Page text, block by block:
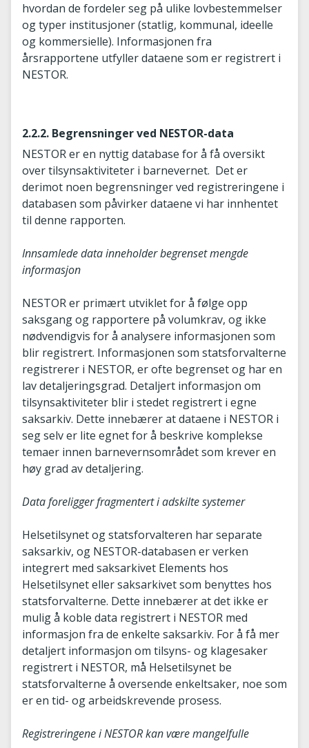
hvordan de fordeler seg på ulike lovbestemmelser
og typer institusjoner (statlig, kommunal, ideelle
og kommersielle). Informasjonen fra
årsrapportene utfyller dataene som er registrert i
NESTOR.
2.2.2. Begrensninger ved NESTOR-data
NESTOR er en nyttig database for å få oversikt
over tilsynsaktiviteter i barnevernet. Det er
derimot noen begrensninger ved registreringene i
databasen som påvirker dataene vi har innhentet
til denne rapporten.
Innsamlede data inneholder begrenset mengde
informasjon
NESTOR er primært utviklet for å følge opp
saksgang og rapportere på volumkrav, og ikke
nødvendigvis for å analysere informasjonen som
blir registrert. Informasjonen som statsforvalterne
registrerer i NESTOR, er ofte begrenset og har en
lav detaljeringsgrad. Detaljert informasjon om
tilsynsaktiviteter blir i stedet registrert i egne
saksarkiv. Dette innebærer at dataene i NESTOR i
seg selv er lite egnet for å beskrive komplekse
temaer innen barnevernsområdet som krever en
høy grad av detaljering.
Data foreligger fragmentert i adskilte systemer
Helsetilsynet og statsforvalteren har separate
saksarkiv, og NESTOR-databasen er verken
integrert med saksarkivet Elements hos
Helsetilsynet eller saksarkivet som benyttes hos
statsforvalterne. Dette innebærer at det ikke er
mulig å koble data registrert i NESTOR med
informasjon fra de enkelte saksarkiv. For å få mer
detaljert informasjon om tilsyns- og klagesaker
registrert i NESTOR, må Helsetilsynet be
statsforvalterne å oversende enkeltsaker, noe som
er en tid- og arbeidskrevende prosess.
Registreringene i NESTOR kan være mangelfulle